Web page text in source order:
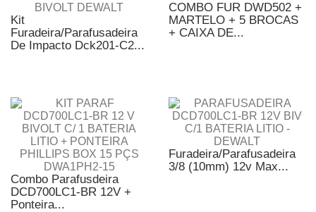
Kit
Furadeira/Parafusadeira
De Impacto Dck201-C2...
COMBO FUR DWD502 +
MARTELO + 5 BROCAS
+ CAIXA DE...
Combo Parafusdeira
DCD700LC1-BR 12V +
Ponteira...
Furadeira/Parafusadeira
3/8 (10mm) 12v Max...